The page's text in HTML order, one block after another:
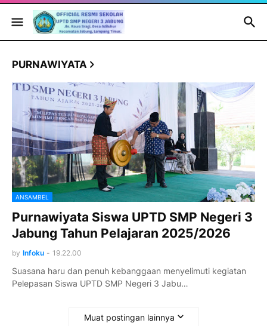
PURNAWIYATA
ANSAMBEL
Purnawiyata Siswa UPTD SMP Negeri 3
Jabung Tahun Pelajaran 2025/2026
by Infoku - 19.22.00
Suasana haru dan penuh kebanggaan menyelimuti kegiatan
Pelepasan Siswa UPTD SMP Negeri 3 Jabu…
Muat postingan lainnya